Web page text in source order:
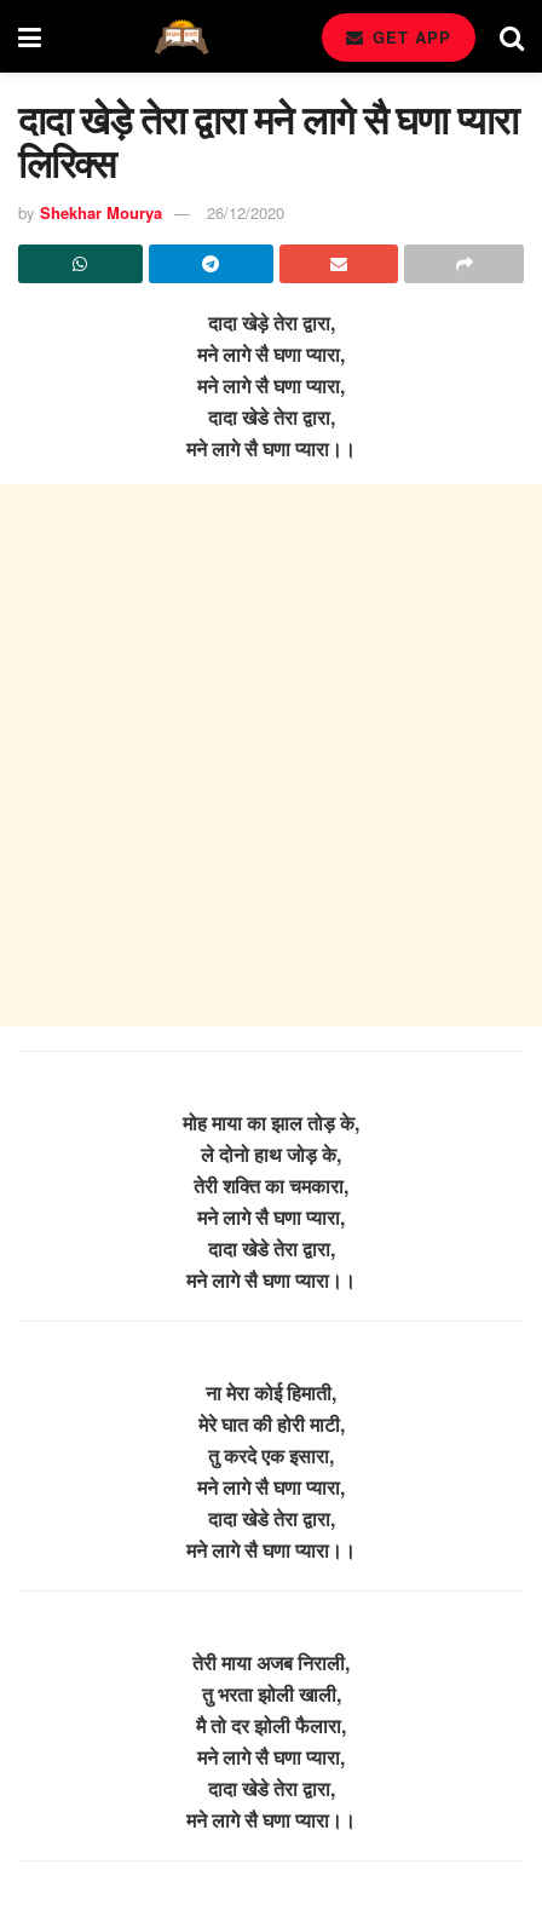
GET APP
दादा खेड़े तेरा द्वारा मने लागे सै घणा प्यारा
लिरिक्स
by Shekhar Mourya 26/12/2020
दादा खेड़े तेरा द्वारा,
मने लागे सै घणा प्यारा,
मने लागे सै घणा प्यारा,
दादा खेडे तेरा द्वारा,
मने लागे सै घणा प्यारा।।
मोह माया का झाल तोड़ के,
ले दोनो हाथ जोड़ के,
तेरी शक्ति का चमकारा,
मने लागे सै घणा प्यारा,
दादा खेडे तेरा द्वारा,
मने लागे सै घणा प्यारा।।
ना मेरा कोई हिमाती,
मेरे घात की होरी माटी,
तु करदे एक इसारा,
मने लागे सै घणा प्यारा,
दादा खेडे तेरा द्वारा,
मने लागे सै घणा प्यारा।।
तेरी माया अजब निराली,
तु भरता झोली खाली,
मै तो दर झोली फैलारा,
मने लागे सै घणा प्यारा,
दादा खेडे तेरा द्वारा,
मने लागे सै घणा प्यारा।।